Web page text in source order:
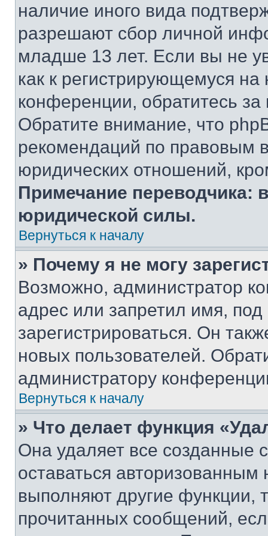
наличие иного вида
разрешают сбор личной
младше 13 лет. Если вы не
как к регистрирующемуся
конференции, обратитесь
Обратите внимание, что
рекомендаций по правовым
юридических отношений,
Примечание переводчика:
юридической силы.
Вернуться к началу
» Почему я не могу
Возможно, администратор
адрес или запретил имя,
зарегистрироваться. Он
новых пользователей.
администратору
Вернуться к началу
» Что делает функция
Она удаляет все созданные
оставаться
выполняют другие функции,
прочитанных сообщений,